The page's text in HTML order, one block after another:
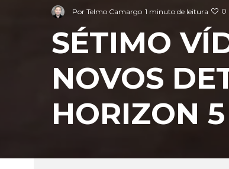
Por Telmo Camargo 1 minuto de leitura 0
SÉTIMO
NOVOS
HORIZON 5